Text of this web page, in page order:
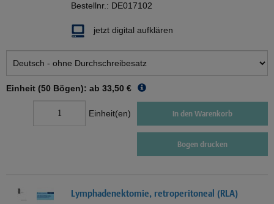
Bestellnr.: DE017102
jetzt digital aufklären
Einheit (50 Bögen): ab 33,50 €
Einheit(en) In den Warenkorb
Bogen drucken
Lymphadenektomie, retroperitoneal (RLA)